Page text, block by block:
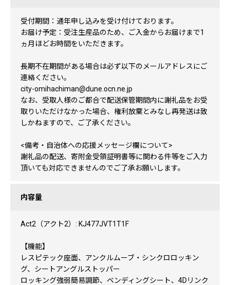
受付期間：通年申し込みを受け付けております。
お届け予定：受注生産品のため、ご入金からお届けまで1
ヵ月ほどお時間をいただきます。
長期不在期間がある場合は必ず以下のメールアドレスにご
連絡ください。
city-omihachiman@dune.ocn.ne.jp
なお、受取人様のご都合で配送保管期間内に謝礼品をお受
取りいただけなかった場合、権利放棄とみなし再発送は致
しかねますので、ご了承ください。
<備考・自治体への応援メッセージ欄について>
謝礼品の配送、寄附金受領証明書等に関わる件等をご入力
頂いても対応できませんのでご了承お願いします。
内容量
Act2（アクト2）: KJ477JVT1T1F
【機能】
レスピテック座面、アンクルムーブ・シンクロロッキン
グ、シートアングルストッパー
ロッキング強弱簡易調節、ベンディングシート、4Dリンク